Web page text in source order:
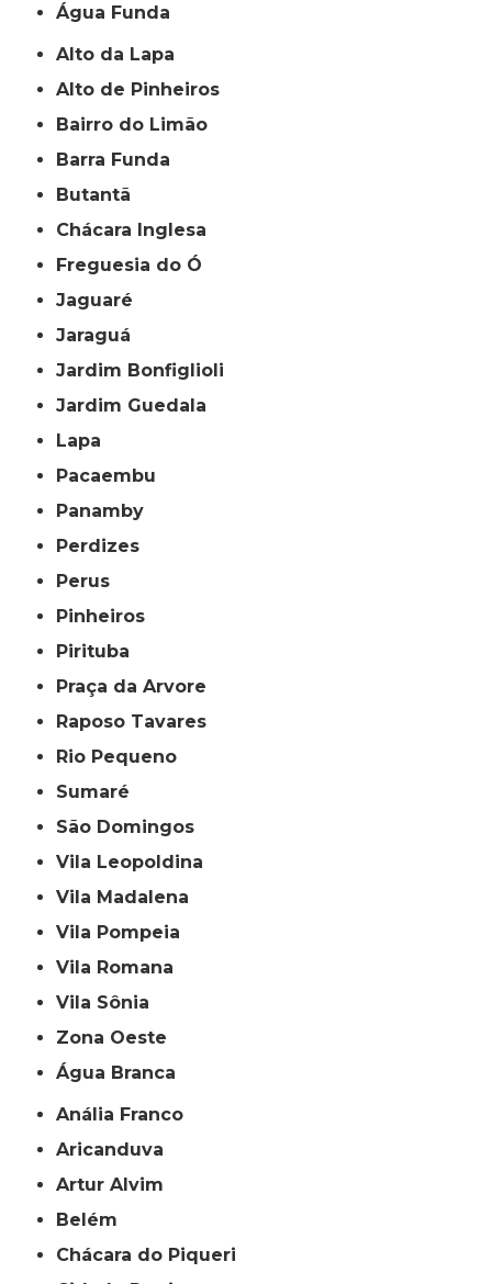
Água Funda
Alto da Lapa
Alto de Pinheiros
Bairro do Limão
Barra Funda
Butantã
Chácara Inglesa
Freguesia do Ó
Jaguaré
Jaraguá
Jardim Bonfiglioli
Jardim Guedala
Lapa
Pacaembu
Panamby
Perdizes
Perus
Pinheiros
Pirituba
Praça da Arvore
Raposo Tavares
Rio Pequeno
Sumaré
São Domingos
Vila Leopoldina
Vila Madalena
Vila Pompeia
Vila Romana
Vila Sônia
Zona Oeste
Água Branca
Anália Franco
Aricanduva
Artur Alvim
Belém
Chácara do Piqueri